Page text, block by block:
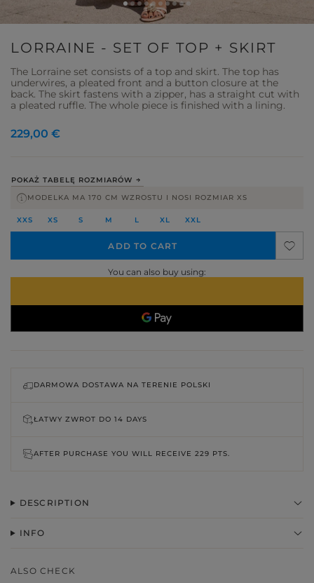
LORRAINE - SET OF TOP + SKIRT
The Lorraine set consists of a top and skirt. The top has
underwires, a pleated front and a button closure at the
back. The skirt fastens with a zipper, has a straight cut with
a pleated ruffle. The whole piece is finished with a lining.
POKAŻ TABELĘ ROZMIARÓW
MODELKA MA 170 CM WZROSTU I NOSI ROZMIAR XS
XXS XS S M L XL XXL
ADD TO CART
You can also buy using:
229,00 €
DARMOWA DOSTAWA NA TERENIE POLSKI
ŁATWY ZWROT DO 14 DAYS
AFTER PURCHASE YOU WILL RECEIVE 229 PTS.
DESCRIPTION
INFO
ALSO CHECK